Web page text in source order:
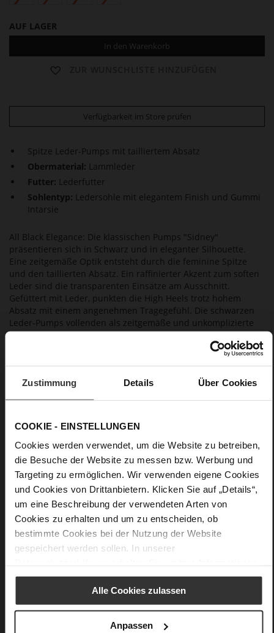
Zustimmung Details Über Cookies
COOKIE - EINSTELLUNGEN
Cookies werden verwendet, um die Website zu betreiben,
die Besuche der Website zu messen bzw. Werbung und
Targeting zu ermöglichen. Wir verwenden eigene Cookies
und Cookies von Drittanbietern. Klicken Sie auf „Details“,
um eine Beschreibung der verwendeten Arten von
Cookies zu erhalten und um zu entscheiden, ob
bestimmte Cookies bei der Nutzung der Website
gespeichert werden sollen. In unserer
Alle Cookies zulassen
Anpassen
AUF LAGER
In den Warenkorb
Verfügbarkeit im Store prüfen
Spitze Leder-Pumps mit tailliertem Absatz
Obermaterial: Lammleder
Futter: Lederfutter
Sohlentyp: Ledersohle mit elegantem Finish und Gummi
Intarsie
All Black Elegance: Die klassischen Pumps "Sidney"
präsentieren sich in Schwarz und in eleganter Silhouette.
Eine zeitgemäße Optik entsteht durch die feminine Spitze
und den taillierten Absatz. Ein raffinierter Akzent zum soften
Leder sind die transparenten Einsätze am Ausschnitt.
Gefüttert mit Leder, punkten die High Heels trotz hohem
Absatz mit einem angenehmen Tragegefühl. Die schwarzen
Leder-Pumps vollenden als zeitgemäße und unkomplizierte
Allrounder zahllose Outfits. Hergestellt in Europa, werden Sie
weit über die Saison hinaus Freude an den Högl Pumps
Details
Mehr
Informationen
Ledersohle mit elegantem Finish und Gummi
Intarsie
Lederfutter
F 1/2
Made in Europe, Obermaterial (LEATHER
WORKING GROUP zertifiziert), Futter / Decksohle (LEATHER
WORKING GROUP zertifiziert)
Fest eingearbeitete Einlegesohle aus Leder,
Nachhaltiges Produkt, Made in Europe
Kein Verschluss
luftiges, kleinmaschiges Abstandsgewebe,
sehr softes Lammleder mit glossy Optik